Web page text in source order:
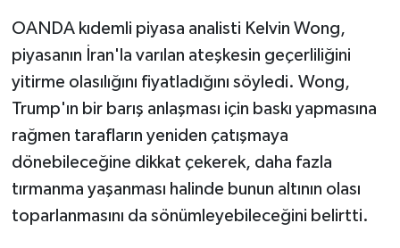
OANDA kıdemli piyasa analisti Kelvin Wong,
piyasanın İran'la varılan ateşkesin geçerliliğini
yitirme olasılığını fiyatladığını söyledi. Wong,
Trump'ın bir barış anlaşması için baskı yapmasına
rağmen tarafların yeniden çatışmaya
dönebileceğine dikkat çekerek, daha fazla
tırmanma yaşanması halinde bunun altının olası
toparlanmasını da sönümleyebileceğini belirtti.